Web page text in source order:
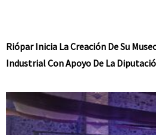
Riópar Inicia La Creación De Su
Industrial Con Apoyo De La